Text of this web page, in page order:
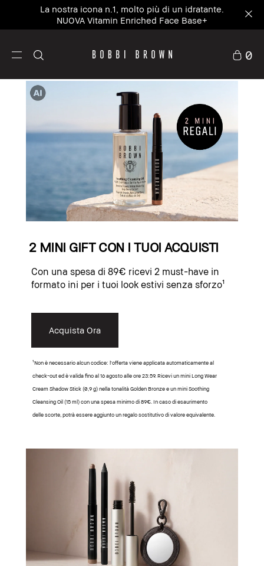
La nostra icona n.1, molto più di un idratante.
NUOVA Vitamin Enriched Face Base+
0
2 MINI GIFT CON I TUOI ACQUISTI
Con una spesa di 89€ ricevi 2 must-have in
formato ini per i tuoi look estivi senza sforzo¹
Acquista Ora
¹Non è necessario alcun codice: l'offerta viene applicata automaticamente al
check-out ed è valida fino al 16 agosto alle ore 23:59. Ricevi un mini Long Wear
Cream Shadow Stick (0,9 g) nella tonalità Golden Bronze e un mini Soothing
Cleansing Oil (15 ml) con una spesa minimo di 89€. In caso di esaurimento
delle scorte, potrà essere aggiunto un regalo sostitutivo di valore equivalente.